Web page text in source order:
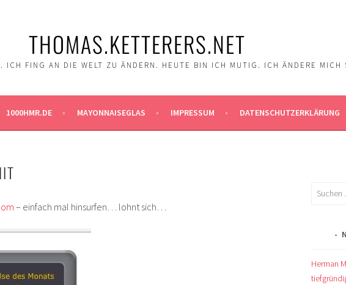
THOMAS.KETTERERS.NET
ICH FING AN DIE WELT ZU ÄNDERN. HEUTE BIN ICH MUTIG. ICH ÄNDERE MICH
1000HMR.DE MAYONNAISEGLAS IMPRESSUM DATENSCHUTZERKLÄRUNG
– einfach mal hinsurfen… lohnt sich…
Suchen
Herman